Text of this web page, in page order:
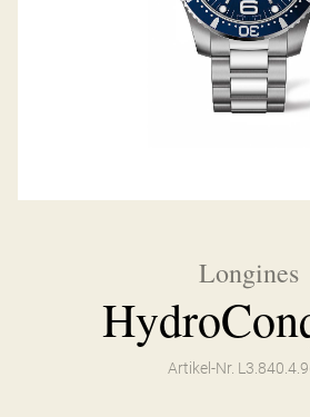
Longines
Artikel-Nr.